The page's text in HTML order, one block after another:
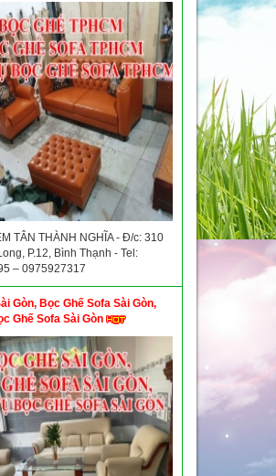
TÂN THÀNH NGHĨA - Đ/c: 310
P.12, Bình Thạnh - Tel:
– 0975927317
Gòn, Bọc Ghế Sofa Sài Gòn,
Ghế Sofa Sài Gòn